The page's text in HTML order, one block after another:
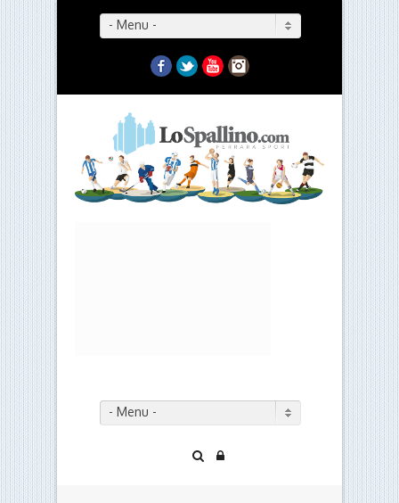
- Menu -
Facebook
TwitterYouTubeInstagram
- Menu -